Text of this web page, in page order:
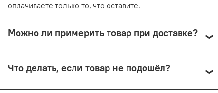
оплачиваете только то, что оставите.
Можно ли примерить товар при доставке?
СДЭК с примеркой. Первые 15 минут — бесплатно.
Что делать, если товар не подошёл?